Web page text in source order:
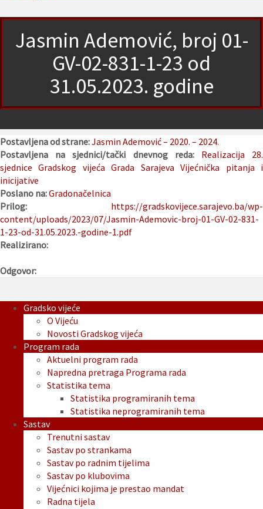
Jasmin Ademović, broj 01-
GV-02-831-1-23 od
31.05.2023. godine
Postavljena od strane:Jasmin Ademović – 2020. – 2024.
Postavljena na sjednici/tački dnevnog reda: Realizacija 28.
sjednice Gradskog vijeća Grada Sarajeva Vijećnička pitanja i
inicijative
Poslano na:Gradonačelnica
Prilog: https://gradskovijece.sarajevo.ba/wp-
content/uploads/2023/07/Jasmin-Ademovic-broj-01-GV-02-831-
1-23-od-31.05.2023.-godine-1.pdf
Realizirano:
Odgovor:
Gradsko vijeće
O Vijeću
Novosti Gradskog vijeća
Program rada
Aktuelni program rada
Napredna pretraga Programa rada
Statistika tema
Statistika programiranih tema
Statistika neprogramiranih tema
Sastav
Trenutni sastav
Sastav po strankama
Sastav po radnim tijelima
Sastav po klubovima
Vijećnici kojima je prestao mandat
Radna tijela